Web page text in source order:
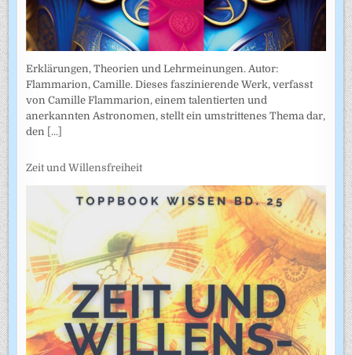
Erklärungen, Theorien und Lehrmeinungen. Autor:
Flammarion, Camille. Dieses faszinierende Werk, verfasst
von Camille Flammarion, einem talentierten und
anerkannten Astronomen, stellt ein umstrittenes Thema dar,
den [...]
Zeit und Willensfreiheit